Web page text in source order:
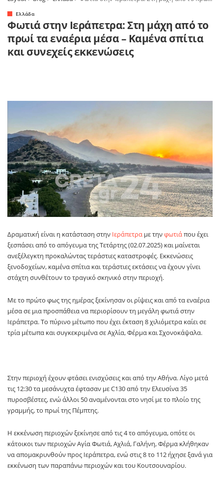
Ελλάδα
Φωτιά στην Ιεράπετρα: Στη μάχη από το
πρωί τα εναέρια μέσα – Καμένα σπίτια
και συνεχείς εκκενώσεις
Δραματική είναι η κατάσταση στην Ιεράπετρα με τηνφωτιά που έχει
ξεσπάσει από το απόγευμα της Τετάρτης (02.07.2025) και μαίνεται
ανεξέλεγκτη προκαλώντας τεράστιες καταστροφές. Εκκενώσεις
ξενοδοχείων, καμένα σπίτια και τεράστιες εκτάσεις να έχουν γίνει
στάχτη συνθέτουν το τραγικό σκηνικό στην περιοχή.
Με το πρώτο φως της ημέρας ξεκίνησαν οι ρίψεις και από τα εναέρια
μέσα σε μια προσπάθεια να περιορίσουν τη μεγάλη φωτιά στην
Ιεράπετρα. Το πύρινο μέτωπο που έχει έκταση 8 χιλιόμετρα καίει σε
τρία μέτωπα και συγκεκριμένα σε Αχλία, Φέρμα και Σχονοκάψαλα.
Στην περιοχή έχουν φτάσει ενισχύσεις και από την Αθήνα. Λίγο μετά
τις 12:30 τα μεσάνυχτα έφτασαν με C130 από την Ελευσίνα 35
πυροσβέστες, ενώ άλλοι 50 αναμένονται στο νησί με το πλοίο της
γραμμής, το πρωί της Πέμπτης.
Η εκκένωση περιοχών ξεκίνησε από τις 4 το απόγευμα, οπότε οι
κάτοικοι των περιοχών Αγία Φωτιά, Αχλιά, Γαλήνη, Φέρμα κλήθηκαν
να απομακρυνθούν προς Ιεράπετρα, ενώ στις 8 το 112 ήχησε ξανά για
εκκένωση των παραπάνω περιοχών και του Κουτσουναρίου.